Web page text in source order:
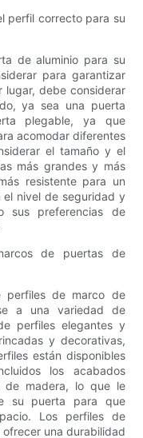
perfil correcto para su
de aluminio para su
para garantizar
lugar, debe considerar
ya sea una puerta
plegable, ya que
acomodar diferentes
el tamaño y el
más grandes y más
resistente para un
el nivel de seguridad y
sus preferencias de
de puertas de
perfiles de marco de
a una variedad de
perfiles elegantes y
y decorativas,
están disponibles
los acabados
de madera, lo que le
su puerta para que
Los perfiles de
una durabilidad